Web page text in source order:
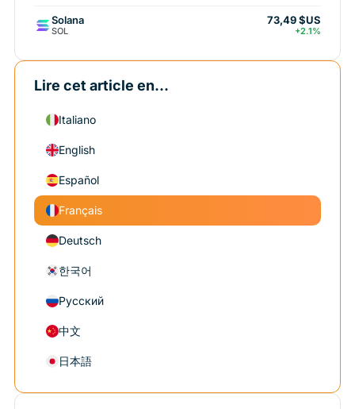
Solana
SOL
73,49 $US
+2.1%
Lire cet article en...
Italiano
English
Español
Français
Deutsch
한국어
Русский
中文
日本語